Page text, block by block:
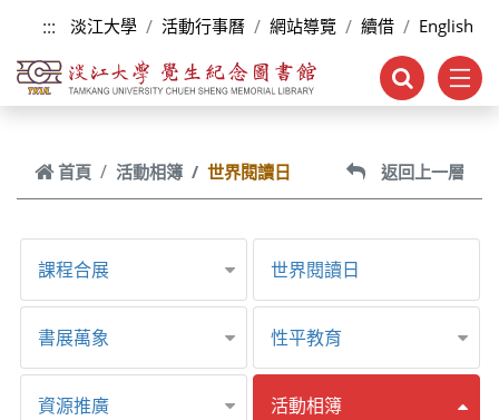
跳到主要內容
::: 淡江大學 活動行事曆 網站導覽 續借 English
首頁 活動相簿 世界閱讀日 返回上一層
課程合展 世界閱讀日
書展萬象 性平教育
資源推廣 活動相簿